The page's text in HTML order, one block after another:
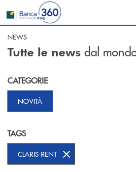
Salta al contenuto principale
NEWS
Tutte le news dal
CATEGORIE
NOVITÀ
TAGS
CLARIS RENT